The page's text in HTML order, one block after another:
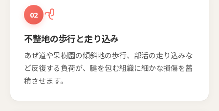
02
不整地の歩行と走り込み
あぜ道や果樹園の傾斜地の歩行、部活の走り込みな
ど反復する負荷が、腱を包む組織に細かな損傷を蓄
積させます。